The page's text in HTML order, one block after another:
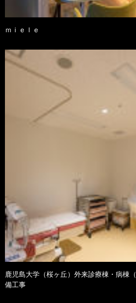
ｍｉｅｌｅ
鹿児島大学（桜ヶ丘）外来診療棟・病棟
備工事